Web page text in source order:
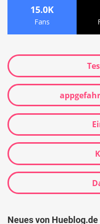
15.0K
Fans
Neues von Hueblog.de